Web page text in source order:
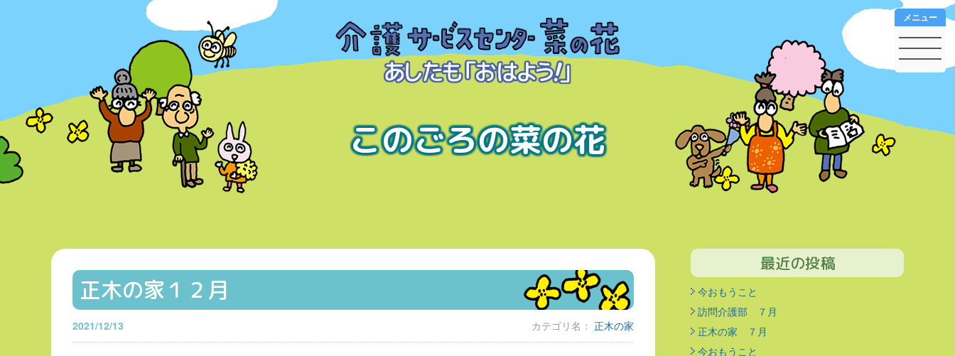
このごろの菜の花
メニュー
正木の家１２月
2021/12/13 カテゴリ名： 正木の家
最近の投稿
今おもうこと
訪問介護部 ７月
正木の家 ７月
今おもうこと